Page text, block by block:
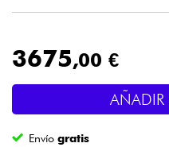
Luces
Batería y percusión
Vientos
3675,00 €
AÑADIR
Envíogratis